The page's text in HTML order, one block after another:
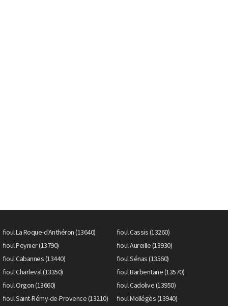
fioul La Roque-d'Anthéron (13640)
fioul Cassis (13260)
fioul Peynier (13790)
fioul Aureille (13930)
fioul Cabannes (13440)
fioul Sénas (13560)
fioul Charleval (13350)
fioul Barbentane (13570)
fioul Orgon (13660)
fioul Cadolive (13950)
fioul Saint-Rémy-de-Provence (13210)
fioul Mollégès (13940)